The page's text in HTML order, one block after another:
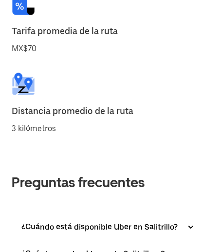
Tarifa promedia de la ruta
MX$70
Distancia promedio de la ruta
3 kilómetros
Preguntas frecuentes
¿Cuándo está disponible Uber en Salitrillo?